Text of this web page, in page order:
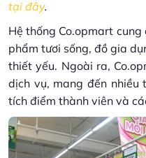
tại đây.
Hệ thống Co.opmart
phẩm tươi sống, đồ gia
thiết yếu. Ngoài ra,
dịch vụ, mang đến nhiều
tích điểm thành viên và